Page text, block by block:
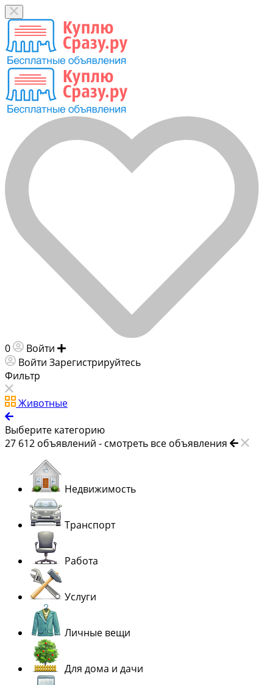
0 Войти
Войти Зарегистрируйтесь
Фильтр
Животные
Выберите категорию
27 612 объявлений - смотреть все объявления
Недвижимость
Транспорт
Работа
Услуги
Личные вещи
Для дома и дачи